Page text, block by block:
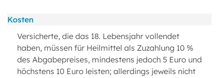
Kosten
Versicherte, die das 18. Lebensjahr vollendet
haben, müssen für Heilmittel als Zuzahlung 10 %
des Abgabepreises, mindestens jedoch 5 Euro und
höchstens 10 Euro leisten; allerdings jeweils nicht